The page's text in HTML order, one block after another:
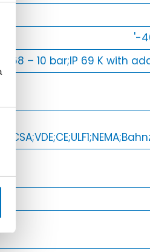
'-
IP 68 – 10 bar;IP 69 K with